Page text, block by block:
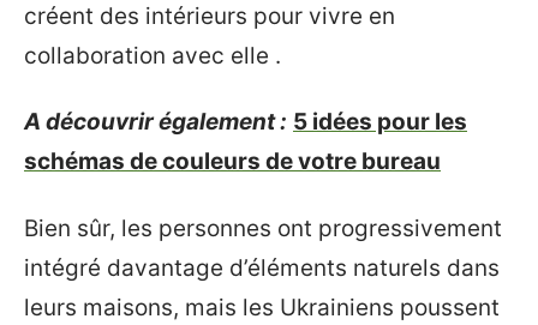
créent des intérieurs pour vivre en
collaboration avec elle .
A découvrir également : 5 idées pour les
schémas de couleurs de votre bureau
Bien sûr, les personnes ont progressivement
intégré davantage d’éléments naturels dans
leurs maisons, mais les Ukrainiens poussent